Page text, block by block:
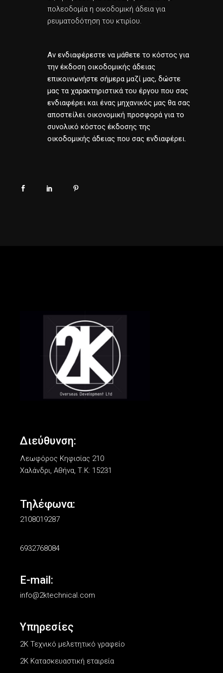
πολεοδομία η οικοδομική άδεια για
ρευματοδότηση του κτιρίου.
Αν ενδιαφέρεστε να μάθετε το κόστος για
την έκδοση οικοδομικής άδειας
επικοινωνήστε σήμερα μαζί μας, δώστε
μας τα χαρακτηριστικά του έργου που σας
ενδιαφέρει και ένας μηχανικός μας θα σας
αποστείλει οικονομική προσφορά για το
συνολικό κόστος έκδοσης της
οικοδομικής άδειας που σας ενδιαφέρει.
Διεύθυνση:
Λεωφόρος Κηφισίας 210
Χαλάνδρι, Αθήνα, Τ.Κ: 15231
Τηλέφωνα:
2108019287
6932768084
E-mail:
info@2ktechnical.com
Υπηρεσίες
2Κ Τεχνικό μελετητικό γραφείο
2K Κατασκευαστική εταιρεία